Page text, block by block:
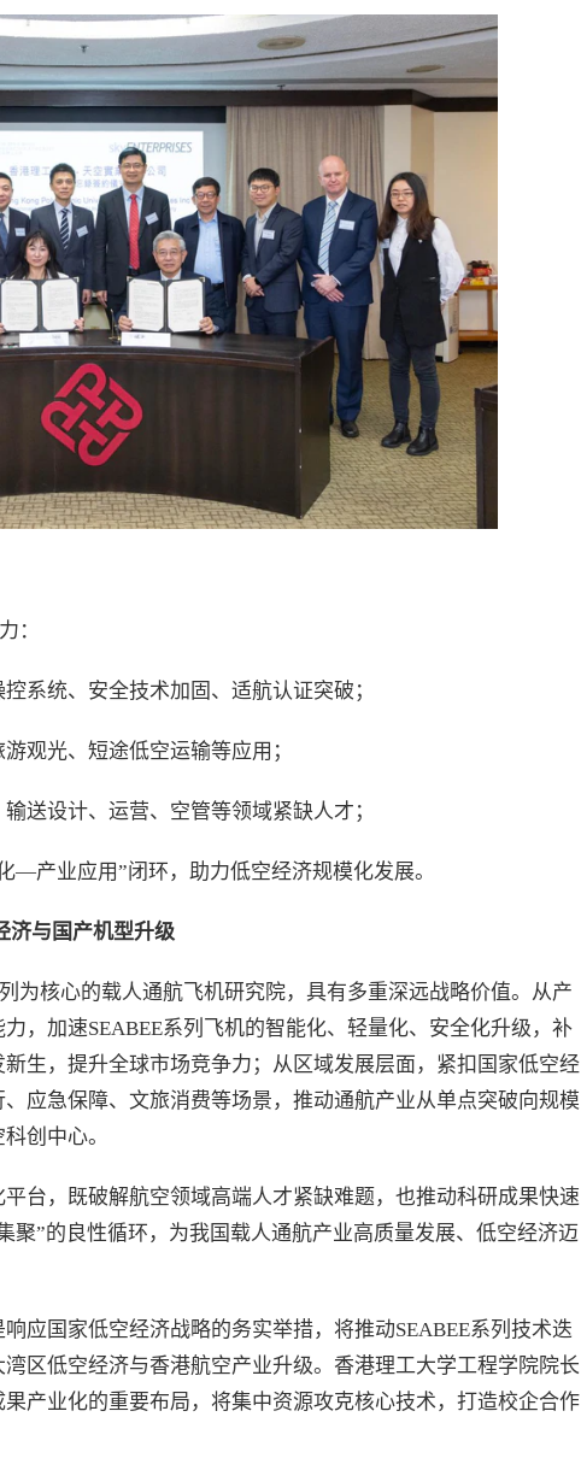
：
系统、安全技术加固、适航认证突破；
观光、短途低空运输等应用；
送设计、运营、空管等领域紧缺人才；
—产业应用”闭环，助力低空经济规模化发展。
济与国产机型升级
为核心的载人通航飞机研究院，具有多重深远战略价值。从产
，加速SEABEE系列飞机的智能化、轻量化、安全化升级，补
生，提升全球市场竞争力；从区域发展层面，紧扣国家低空经
应急保障、文旅消费等场景，推动通航产业从单点突破向规模
创中心。
台，既破解航空领域高端人才紧缺难题，也推动科研成果快速
”的良性循环，为我国载人通航产业高质量发展、低空经济迈
应国家低空经济战略的务实举措，将推动SEABEE系列技术迭
区低空经济与香港航空产业升级。香港理工大学工程学院院长
产业化的重要布局，将集中资源攻克核心技术，打造校企合作